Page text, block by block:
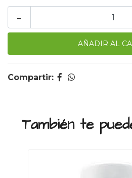
-
Compartir:
También te